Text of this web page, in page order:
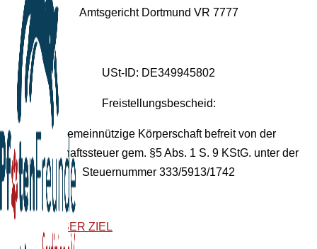
Amtsgericht Dortmund VR 7777
USt-ID: DE349945802
Freistellungsbescheid:
Als gemeinnützige Körperschaft befreit von der
Körperschaftssteuer gem. §5 Abs. 1 S. 9 KStG. unter der
Steuernummer 333/5913/1742
UNSER ZIEL